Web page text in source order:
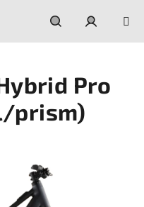
Hľadať
Pro
prism)